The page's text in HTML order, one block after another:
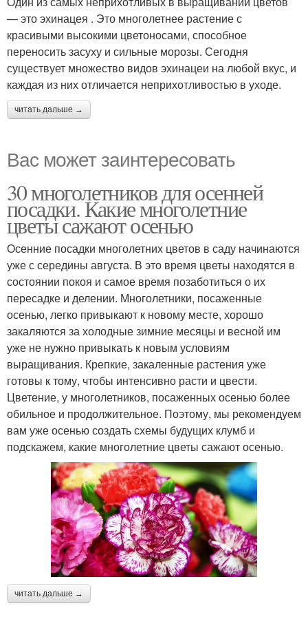
— это эхинацея . Это многолетнее растение с
красивыми высокими цветоносами, способное
переносить засуху и сильные морозы. Сегодня
существует множество видов эхинацеи на любой вкус, и
каждая из них отличается неприхотливостью в уходе.
читать дальше →
Вас может заинтересовать
30 многолетников для осенней
посадки. Какие многолетние
цветы сажают осенью
Осенние посадки многолетних цветов в саду начинаются
уже с середины августа. В это время цветы находятся в
состоянии покоя и самое время позаботиться о их
пересадке и делении. Многолетники, посаженные
осенью, легко привыкают к новому месте, хорошо
закаляются за холодные зимние месяцы и весной им
уже не нужно привыкать к новым условиям
выращивания. Крепкие, закаленные растения уже
готовы к тому, чтобы интенсивно расти и цвести.
Цветение, у многолетников, посаженных осенью более
обильное и продолжительное. Поэтому, мы рекомендуем
вам уже осенью создать схемы будущих клумб и
подскажем, какие многолетние цветы сажают осенью.
читать дальше →